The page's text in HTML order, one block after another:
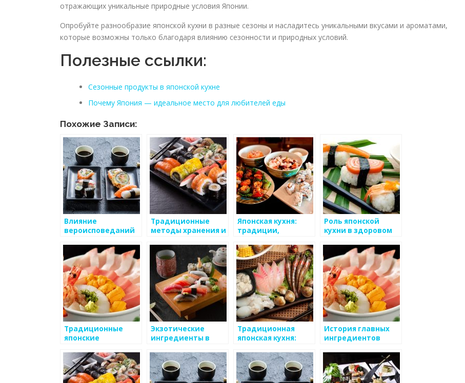
отражающих уникальные природные условия Японии.
Опробуйте разнообразие японской кухни в разные сезоны и насладитесь уникальными вкусами и ароматами,
которые возможны только благодаря влиянию сезонности и природных условий.
Полезные ссылки:
Сезонные продукты в японской кухне
Почему Япония — идеальное место для любителей еды
Похожие Записи:
Влияние
вероисповеданий
японскую кухню
Традиционные
методы хранения и
продуктов в
японской кухне
Японская кухня:
традиции,
изысканность
Роль японской
кухни в здоровом
долголетии
Традиционные
японские
обряды и
традиции
Экзотические
ингредиенты в
история и
использование
Традиционная
японская кухня:
гастрономии и
гармонии
История главных
ингредиентов